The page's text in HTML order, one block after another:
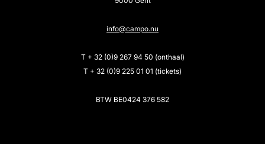
info@campo.nu
T + 32 (0)9 267 94 50 (onthaal)
T + 32 (0)9 225 01 01 (tickets)
BTW BE0424 376 582